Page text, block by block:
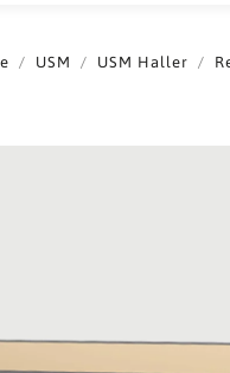
USM USM Haller